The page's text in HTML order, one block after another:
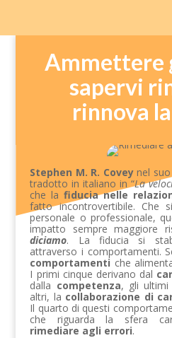
Ammettere
sapervi
rinnova
Stephen M. R. Coveynel suo
tradotto in italiano in “La
che lafiducia nelle
fatto incontrovertibile. Che
personale o professionale,
impatto sempre maggiore
diciamo. La fiducia si
attraverso i comportamenti.
comportamenti che
I primi cinque derivano dal
dalla competenza, gli ultimi
altri, la collaborazione di
Il quarto di questi
che riguarda la sfera
rimediare agli errori.